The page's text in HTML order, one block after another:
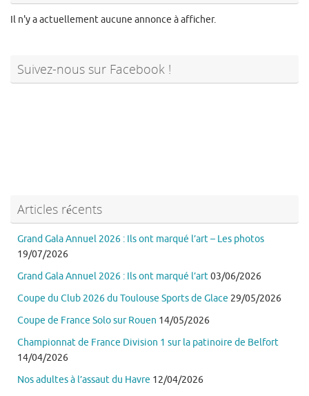
Il n'y a actuellement aucune annonce à afficher.
Suivez-nous sur Facebook !
Articles récents
Grand Gala Annuel 2026 : Ils ont marqué l’art – Les photos
19/07/2026
Grand Gala Annuel 2026 : Ils ont marqué l’art03/06/2026
Coupe du Club 2026 du Toulouse Sports de Glace 29/05/2026
Coupe de France Solo sur Rouen 14/05/2026
Championnat de France Division 1 sur la patinoire de Belfort
14/04/2026
Nos adultes à l’assaut du Havre 12/04/2026